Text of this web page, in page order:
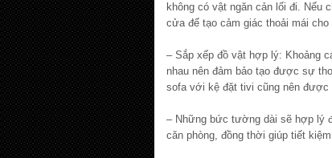
không có vật ngăn cản lối đi. Nếu
cửa để tạo cảm giác thoải mái
– Sắp xếp đồ vật hợp lý: Khoảng
nhau nên đảm bảo tạo được sự
sofa với kệ đặt tivi cũng nên được
– Những bức tường dài sẽ hợp lý
căn phòng, đồng thời giúp tiết